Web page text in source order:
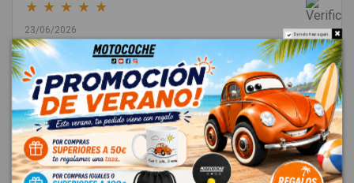
★ ★ ★ ★ ★
23/06/2026
Cristóbal Rosado
Muy buena experiencia. Les compré un puente delantero y me
llegó en perfecto estado, con un envío muy rápido. La
comunicación por WhatsApp es ágil y te aclaran todas las dudas.
Totalmente recomendado. Muchas gracias.
Do not show again.